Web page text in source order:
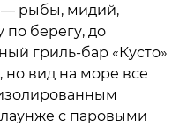
— рыбы, мидий,
по берегу, до
гриль-бар «Кусто»
вид на море все
с паровыми